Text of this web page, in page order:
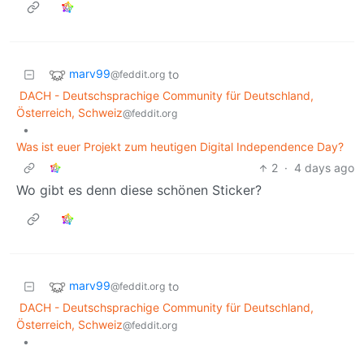
marv99@feddit.org to
DACH - Deutschsprachige Community für Deutschland,
Österreich, Schweiz@feddit.org
•
Was ist euer Projekt zum heutigen Digital Independence Day?
2 · 4 days ago
Wo gibt es denn diese schönen Sticker?
marv99@feddit.org to
DACH - Deutschsprachige Community für Deutschland,
Österreich, Schweiz@feddit.org
•